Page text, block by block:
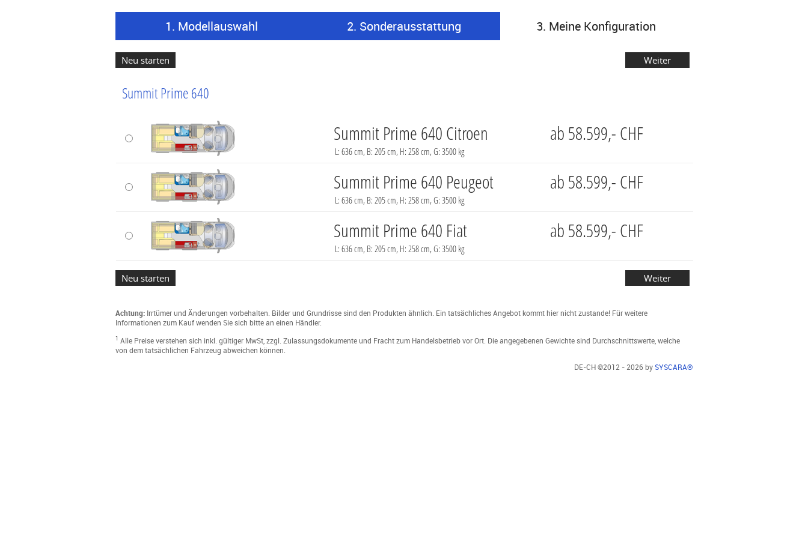
1. Modellauswahl 2. Sonderausstattung 3. Meine Konfiguration
Summit Prime 640
Summit Prime 640Citroen ab58.599,- CHF
L: 636 cm, B: 205 cm, H: 258 cm, G: 3500 kg
Summit Prime 640 Peugeot ab58.599,- CHF
L: 636 cm, B: 205 cm, H: 258 cm, G: 3500 kg
Summit Prime 640 Fiat ab58.599,- CHF
L: 636 cm, B: 205 cm, H: 258 cm, G: 3500 kg
Achtung: Irrtümer und Änderungen vorbehalten. Bilder und Grundrisse sind den Produkten ähnlich. Ein tatsächliches Angebot kommt hier nicht zustande! Für weitere
Informationen zum Kauf wenden Sie sich bitte an einen Händler.
1 Alle Preise verstehen sich inkl. gültiger MwSt, zzgl. Zulassungsdokumente und Fracht zum Handelsbetrieb vor Ort. Die angegebenen Gewichte sind Durchschnittswerte, welche
von dem tatsächlichen Fahrzeug abweichen können.
DE-CH ©2012 - 2026 by SYSCARA®